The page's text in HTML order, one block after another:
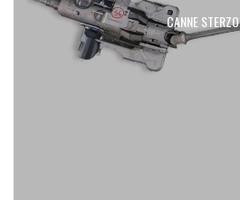
CANNE STERZO